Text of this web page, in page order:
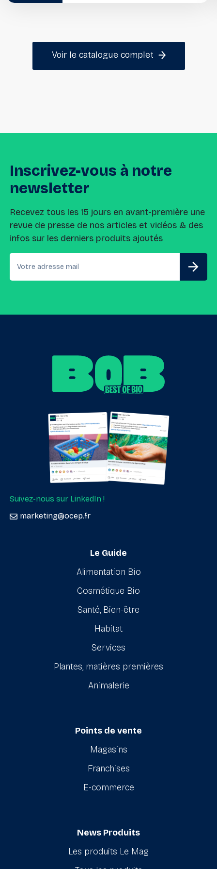
Voir le catalogue complet
Inscrivez-vous à notre
newsletter
Recevez tous les 15 jours en avant-première une
revue de presse de nos articles et vidéos & des
infos sur les derniers produits ajoutés
Suivez-nous sur LinkedIn !
marketing@ocep.fr
Le Guide
Alimentation Bio
Cosmétique Bio
Santé, Bien-être
Habitat
Services
Plantes, matières premières
Animalerie
Points de vente
Magasins
Franchises
E-commerce
News Produits
Les produits Le Mag